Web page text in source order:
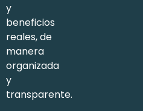
y
beneficios
reales, de
manera
organizada
y
transparente.